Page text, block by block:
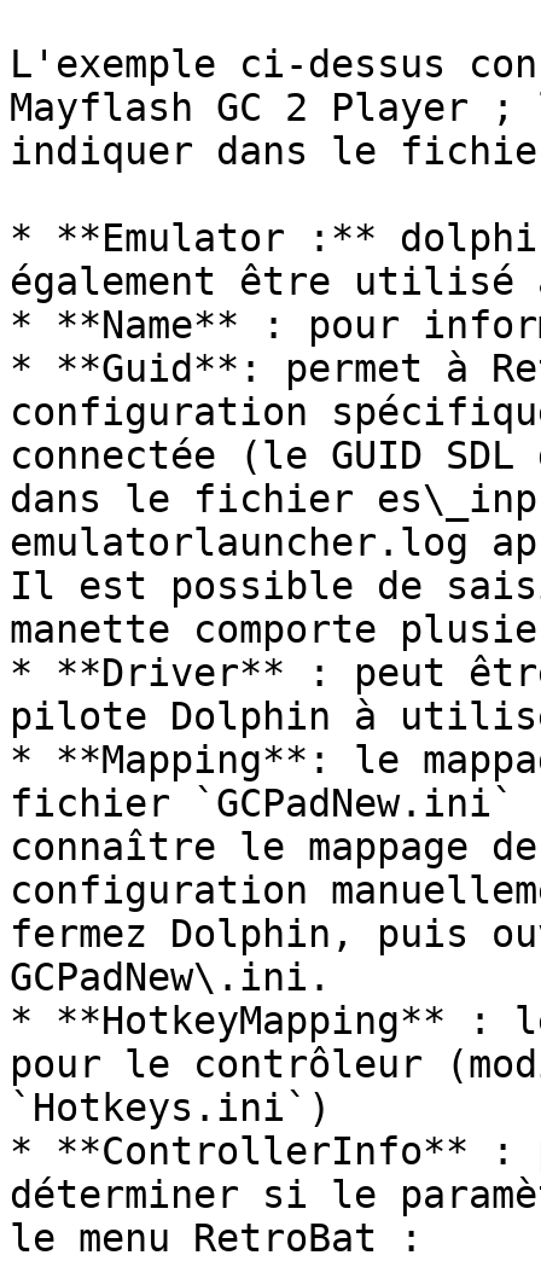
L'exemple ci-dessus
Mayflash GC 2 Player
indiquer dans le
* **Emulator :**
également être
* **Name** : pour
* **Guid**: permet à
configuration
connectée (le GUID
dans le fichier
emulatorlauncher.log
Il est possible de
manette comporte
* **Driver** : peut
pilote Dolphin à
* **Mapping**: le
fichier `GCPadNew.ini`
connaître le mappage
configuration
fermez Dolphin, puis
GCPadNew\.ini.
* **HotkeyMapping** :
pour le contrôleur
`Hotkeys.ini`)
* **ControllerInfo** :
déterminer si le
le menu RetroBat :